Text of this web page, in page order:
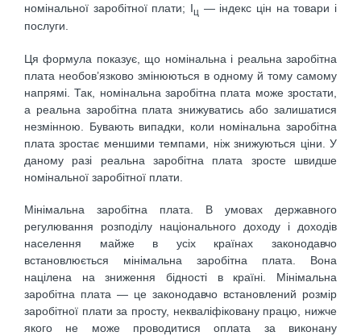
номіналь­ної заробітної плати; Іц — індекс цін на товари і
послуги.
Ця формула показує, що номінальна і реальна заробітна
плата необов’язково змінюються в одному й тому самому
напрямі. Так, номінальна заробітна плата може зростати,
а реальна заробітна плата знижуватись або залишатися
незмінною. Бувають випадки, коли номінальна заробітна
плата зростає меншими темпами, ніж знижуються ціни. У
даному разі реальна заробітна плата зросте швидше
номінальної заробітної плати.
Мінімальна заробітна плата. В умовах державного
регулювання розподілу національного доходу і доходів
населення майже в усіх країнах законодавчо
встановлюється мінімальна заробітна плата. Вона
націлена на зниження бідності в країні. Мінімальна
заробітна плата — це законодавчо встановлений розмір
заробітної плати за просту, некваліфіковану працю, нижче
якого не може проводитися оплата за виконану